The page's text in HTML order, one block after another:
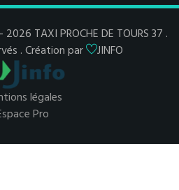
TAXI PROCHE DE TOURS 37 .
. Création par
JINFO
légales
Pro